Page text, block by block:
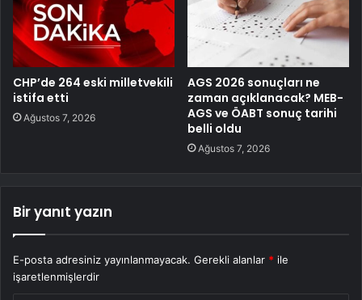
CHP’de 264 eski milletvekili
istifa etti
Ağustos 7, 2026
AGS 2026 sonuçları ne
zaman açıklanacak? MEB-
AGS ve ÖABT sonuç tarihi
belli oldu
Ağustos 7, 2026
Bir yanıt yazın
E-posta adresiniz yayınlanmayacak. Gerekli alanlar * ile
işaretlenmişlerdir